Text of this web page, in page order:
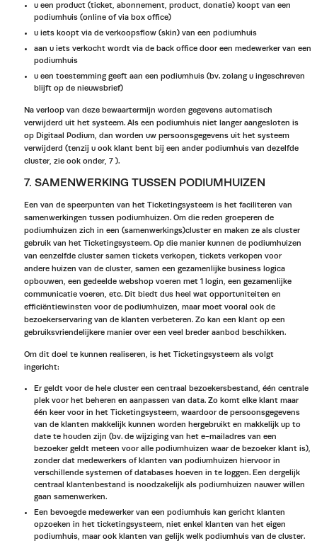
u een product (ticket, abonnement, product, donatie) koopt van een
podiumhuis (online of via box office)
u iets koopt via de verkoopsflow (skin) van een podiumhuis
aan u iets verkocht wordt via de back office door een medewerker van een
podiumhuis
u een toestemming geeft aan een podiumhuis (bv. zolang u ingeschreven
blijft op de nieuwsbrief)
Na verloop van deze bewaartermijn worden gegevens automatisch
verwijderd uit het systeem. Als een podiumhuis niet langer aangesloten is
op Digitaal Podium, dan worden uw persoonsgegevens uit het systeem
verwijderd (tenzij u ook klant bent bij een ander podiumhuis van dezelfde
cluster, zie ook onder, 7 ).
7. SAMENWERKING TUSSEN PODIUMHUIZEN
Een van de speerpunten van het Ticketingsysteem is het faciliteren van
samenwerkingen tussen podiumhuizen. Om die reden groeperen de
podiumhuizen zich in een (samenwerkings)cluster en maken ze als cluster
gebruik van het Ticketingsysteem. Op die manier kunnen de podiumhuizen
van eenzelfde cluster samen tickets verkopen, tickets verkopen voor
andere huizen van de cluster, samen een gezamenlijke business logica
opbouwen, een gedeelde webshop voeren met 1 login, een gezamenlijke
communicatie voeren, etc. Dit biedt dus heel wat opportuniteiten en
efficiëntiewinsten voor de podiumhuizen, maar moet vooral ook de
bezoekerservaring van de klanten verbeteren. Zo kan een klant op een
gebruiksvriendelijkere manier over een veel breder aanbod beschikken.
Om dit doel te kunnen realiseren, is het Ticketingsysteem als volgt
ingericht:
Er geldt voor de hele cluster een centraal bezoekersbestand, één centrale
plek voor het beheren en aanpassen van data. Zo komt elke klant maar
één keer voor in het Ticketingsysteem, waardoor de persoonsgegevens
van de klanten makkelijk kunnen worden hergebruikt en makkelijk up to
date te houden zijn (bv. de wijziging van het e-mailadres van een
bezoeker geldt meteen voor alle podiumhuizen waar de bezoeker klant is),
zonder dat medewerkers of klanten van podiumhuizen hiervoor in
verschillende systemen of databases hoeven in te loggen. Een dergelijk
centraal klantenbestand is noodzakelijk als podiumhuizen nauwer willen
gaan samenwerken.
Een bevoegde medewerker van een podiumhuis kan gericht klanten
opzoeken in het ticketingsysteem, niet enkel klanten van het eigen
podiumhuis, maar ook klanten van gelijk welk podiumhuis van de cluster.